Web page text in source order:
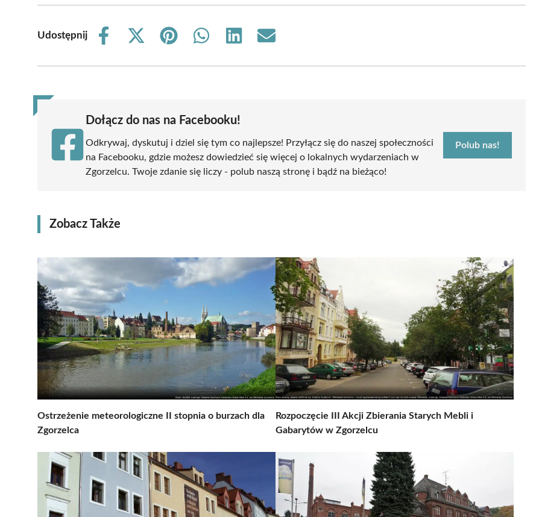
Udostępnij
Share
Share
(Twitter)
Share
Share
Share
Share
Dołącz do nas na Facebooku!
Odkrywaj, dyskutuj i dziel się tym co najlepsze! Przyłącz się do naszej społeczności
na Facebooku, gdzie możesz dowiedzieć się więcej o lokalnych wydarzeniach w
Zgorzelcu. Twoje zdanie się liczy - polub naszą stronę i bądź na bieżąco!
Polub nas!
Zobacz Także
Ostrzeżenie meteorologiczne II stopnia o burzach dla
Zgorzelca
Rozpoczęcie III Akcji Zbierania Starych Mebli i
Gabarytów w Zgorzelcu